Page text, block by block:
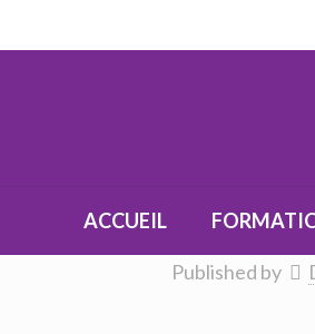
ACCUEIL
Published by